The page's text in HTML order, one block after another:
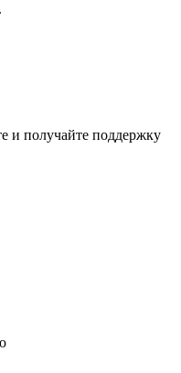
и получайте поддержку